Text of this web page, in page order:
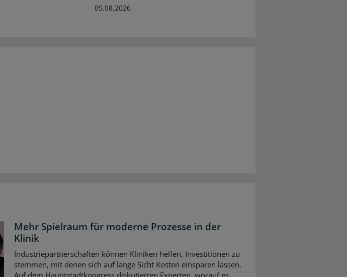
05.08.2026
Mehr Spielraum für moderne Prozesse in der
Klinik
Industriepartnerschaften können Kliniken helfen, Investitionen zu
stemmen, mit denen sich auf lange Sicht Kosten einsparen lassen.